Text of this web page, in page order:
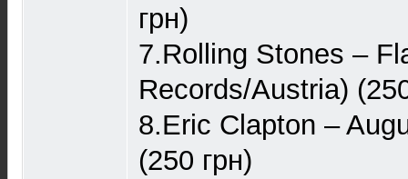
грн)
7.Rolling Stones –
Records/Austria)
8.Eric Clapton –
(250 грн)